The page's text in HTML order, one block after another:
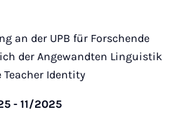
an der UPB für Forschende
der Angewandten Linguistik
Identity
- 11/2025